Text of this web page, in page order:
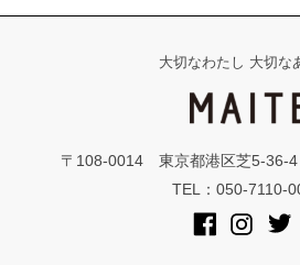
大切なわたし 大切な
〒108-0014 東京都港区芝5-36-4
TEL：050-7110-